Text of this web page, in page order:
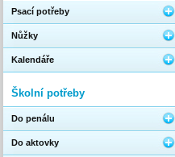
Psací potřeby
Nůžky
Kalendáře
Školní potřeby
Do penálu
Do aktovky